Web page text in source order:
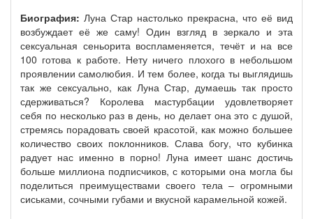
Биография: Луна Стар настолько прекрасна, что её вид
возбуждает её же саму! Один взгляд в зеркало и эта
сексуальная сеньорита воспламеняется, течёт и на все
100 готова к работе. Нету ничего плохого в небольшом
проявлении самолюбия. И тем более, когда ты выглядишь
так же сексуально, как Луна Стар, думаешь так просто
сдерживаться? Королева мастурбации удовлетворяет
себя по несколько раз в день, но делает она это с душой,
стремясь порадовать своей красотой, как можно большее
количество своих поклонников. Слава богу, что кубинка
радует нас именно в порно! Луна имеет шанс достичь
больше миллиона подписчиков, с которыми она могла бы
поделиться преимуществами своего тела – огромными
сиськами, сочными губами и вкусной карамельной кожей.